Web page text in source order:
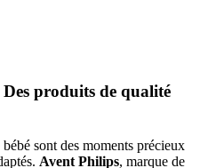
produits de qualité
sont des moments précieux
Avent Philips, marque de